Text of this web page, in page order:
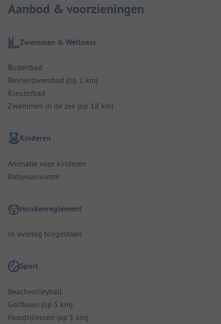
Aanbod & voorzieningen
Zwemmen & Wellness
Buitenbad
Binnenzwembad (op 1 km)
Kleuterbad
Zwemmen in de zee (op 18 km)
Kinderen
Animatie voor kinderen
Babywasruimte
Hondenreglement
In overleg toegestaan
Sport
Beachvolleyball
Golfbaan (op 5 km)
Paardrijlessen (op 1 km)